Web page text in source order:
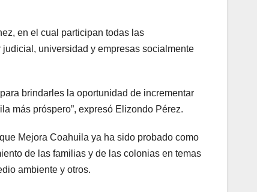
en el cual participan todas las
universidad y empresas socialmente
brindarles la oportunidad de incrementar
más próspero”, expresó Elizondo Pérez.
Mejora Coahuila ya ha sido probado como
de las familias y de las colonias en temas
ambiente y otros.